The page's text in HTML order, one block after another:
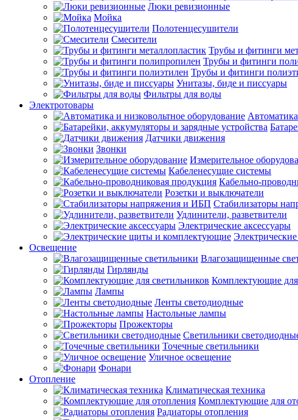
Люки ревизионные
Мойка
Полотенцесушители
Смесители
Трубы и фитинги
Трубы и фитинги
Трубы и фитинги
Унитазы, биде и писсуары
Фильтры для воды
Электротовары
Датчики движения
Звонки
Измерительное
Кабеленесущие системы
Кабельно-
Розетки и выключатели
Стабилизаторы
Удлинители, разветвители
Электрические аксессуары
Освещение
Влагозащищенные
Гирлянды
Комплектующие для
Лампы
Ленты светодиодные
Настольные лампы
Прожекторы
Светильники
Точечные светильники
Уличное освещение
Фонари
Отопление
Климатическая техника
Комплектующие для
Радиаторы отопления